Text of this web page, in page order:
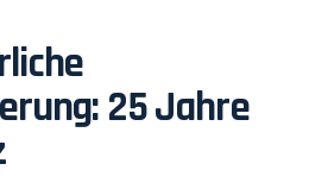
25 Jahre